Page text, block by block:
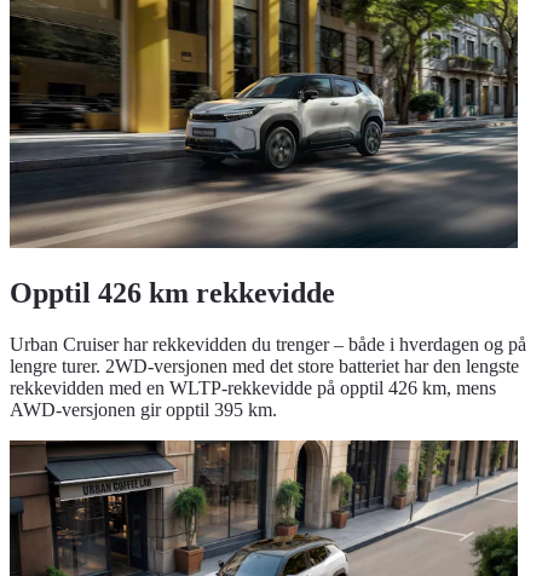
Opptil 426 km rekkevidde
Urban Cruiser har rekkevidden du trenger – både i hverdagen og på
lengre turer. 2WD-versjonen med det store batteriet har den lengste
rekkevidden med en WLTP-rekkevidde på opptil 426 km, mens
AWD-versjonen gir opptil 395 km.